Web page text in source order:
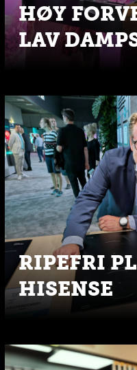
HØY
LAV
RIPEFRI
HISENSE